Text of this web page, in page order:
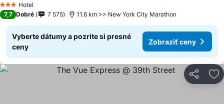
3 Počet hviezdičiek
Hotel
7,7 Dobré 7 575 11.6 km >> New York City Marathon
Vyberte dátumy a pozrite si presné
ceny
Zobraziť ceny
Zdieľať